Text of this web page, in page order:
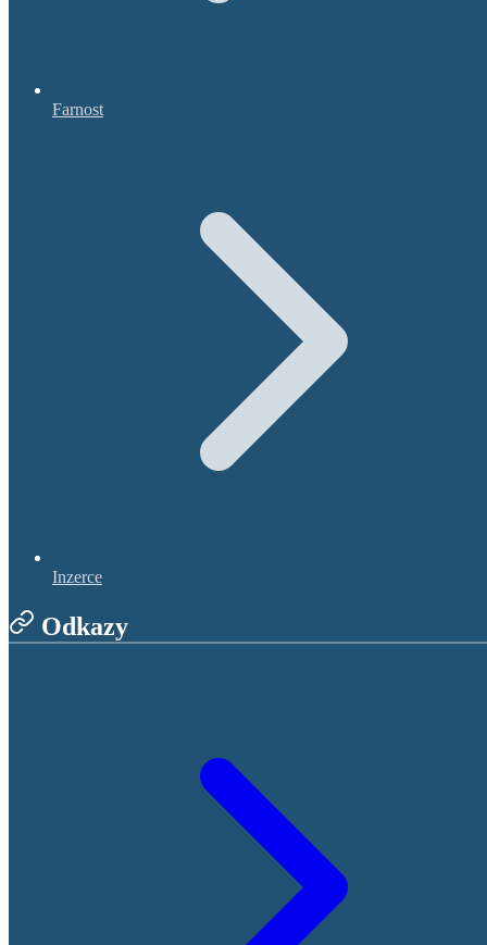
Farnost
Inzerce
Odkazy